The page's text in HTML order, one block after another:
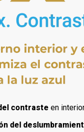
contraste en
del